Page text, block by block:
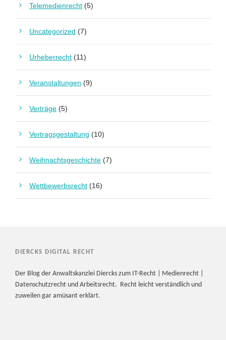
Telemedienrecht (5)
Uncategorized (7)
Urheberrecht (11)
Veranstaltungen (9)
Verträge (5)
Vertragsgestaltung (10)
Weihnachtsgeschichte (7)
Wettbewerbsrecht (16)
DIERCKS DIGITAL RECHT
Der Blog der Anwaltskanzlei Diercks zum IT-Recht | Medienrecht |
Datenschutzrecht und Arbeitsrecht. Recht leicht verständlich und
zuweilen gar amüsant erklärt.